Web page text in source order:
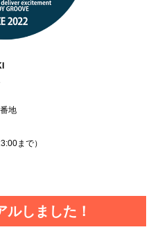
地
まで）
ルしました！